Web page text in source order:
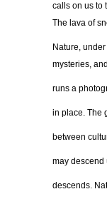
calls on us to
The lava of
Nature,
mysteries,
runs a
in place. The
between
may descend
descends.